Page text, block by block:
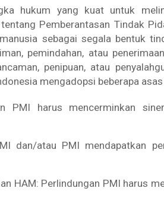
hukum yang kuat untuk
Pemberantasan Tindak
sebagai segala bentuk
pemindahan, atau
penipuan, atau
mengadopsi beberapa
PMI harus mencerminkan
dan/atau PMI mendapatkan
HAM: Perlindungan PMI harus